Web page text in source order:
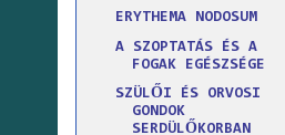
ERYTHEMA NODOSUM
A SZOPTATÁS ÉS A
FOGAK EGÉSZSÉGE
SZÜLŐI ÉS ORVOSI
GONDOK
SERDÜLŐKORBAN